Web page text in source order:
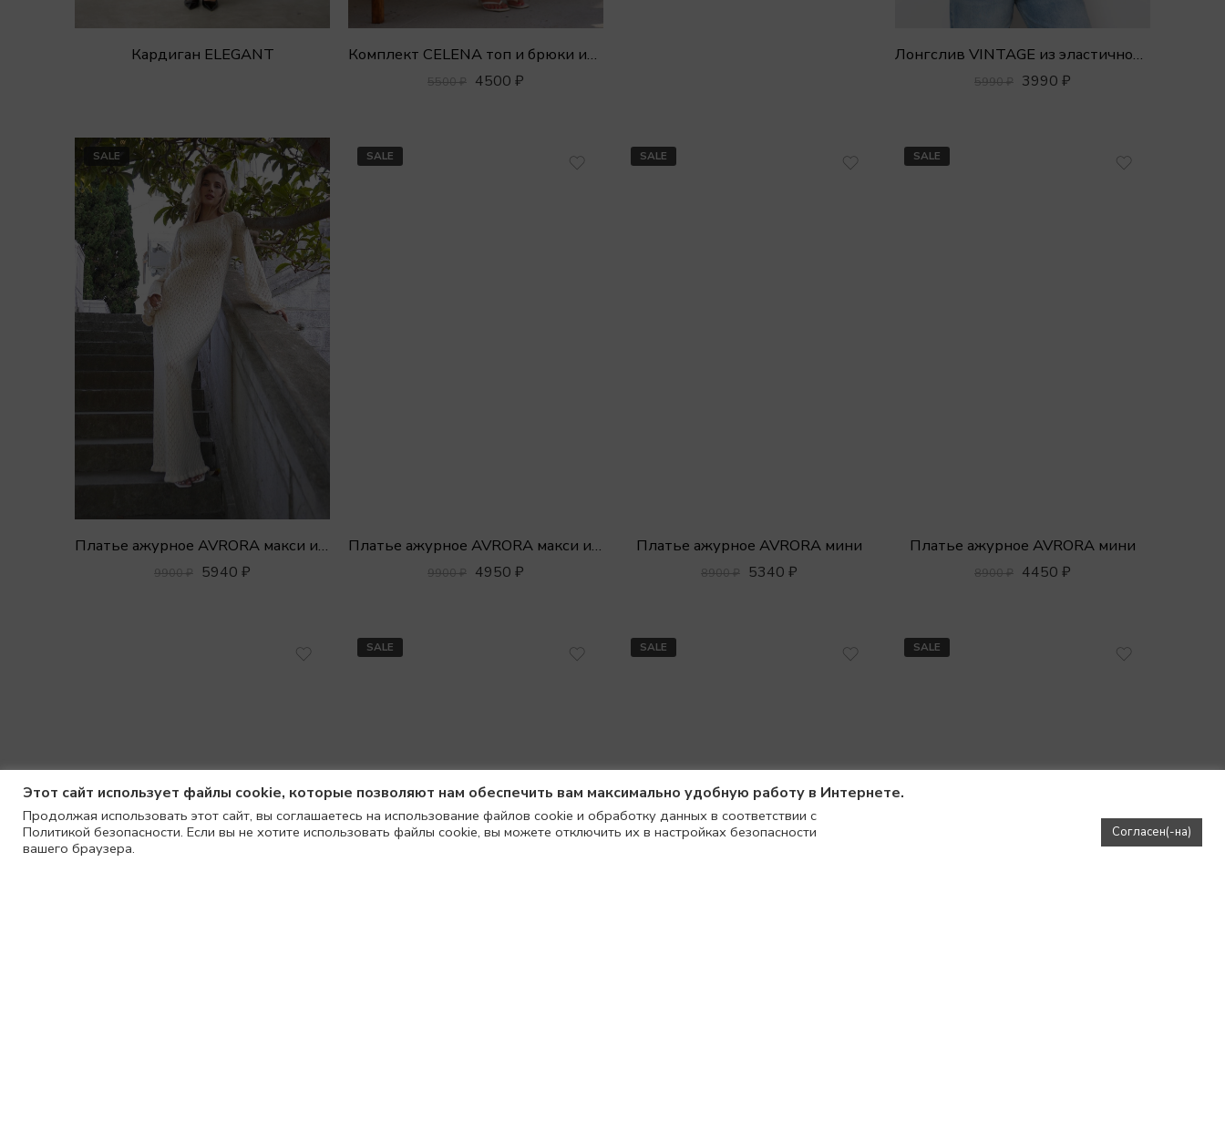
Кардиган ELEGANT Комплект CELENA топ и брюки из вискозы
5500₽ 4500 ₽
Лонгслив VINTAGE из эластичной вискозы
5990₽ 3990 ₽
SALE
Платье ажурное AVRORA макси из хлопка с открытой спиной
9900₽ 5940 ₽
SALE
Платье ажурное AVRORA макси из хлопка с открытой спиной
9900₽ 4950 ₽
SALE
Платье ажурное AVRORA мини
8900₽ 5340 ₽
SALE
Платье ажурное AVRORA мини
8900₽ 4450 ₽
SALE SALE SALE
Этот сайт использует файлы cookie, которые позволяют нам обеспечить вам максимально удобную работу в Интернете.
Продолжая использовать этот сайт, вы соглашаетесь на использование файлов cookie и обработку данных в соответствии с
Политикой безопасности. Если вы не хотите использовать файлы cookie, вы можете отключить их в настройках безопасности
вашего браузера.
Согласен(-на)